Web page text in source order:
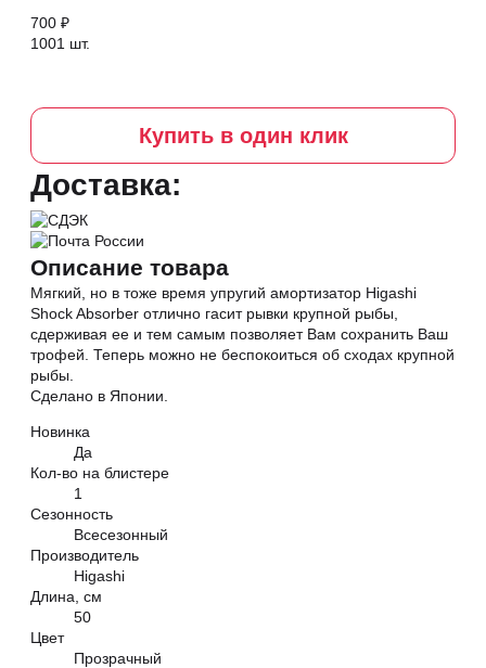
700 ₽
1001 шт.
Купить в один клик
Доставка:
Описание товара
Мягкий, но в тоже время упругий амортизатор Higashi
Shock Absorber отлично гасит рывки крупной рыбы,
сдерживая ее и тем самым позволяет Вам сохранить Ваш
трофей. Теперь можно не беспокоиться об сходах крупной
рыбы.
Сделано в Японии.
Новинка
Да
Кол-во на блистере
1
Сезонность
Всесезонный
Производитель
Higashi
Длина, см
50
Цвет
Прозрачный